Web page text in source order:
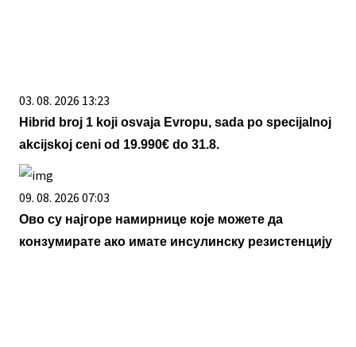
03. 08. 2026 13:23
Hibrid broj 1 koji osvaja Evropu, sada po specijalnoj
akcijskoj ceni od 19.990€ do 31.8.
09. 08. 2026 07:03
Ово су најгоре намирнице које можете да
конзумирате ако имате инсулинску резистенцију